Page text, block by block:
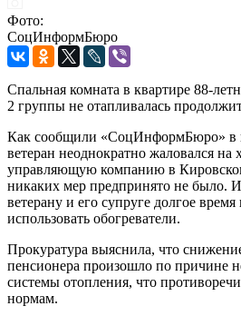
Фото:
СоцИнформБюро
Спальная комната в квартире 88-
2 группы не отапливалась
Как сообщили «СоцИнформБюро» в
ветеран неоднократно жаловался на
управляющую компанию в
никаких мер предпринято не было.
ветерану и его супруге долгое
использовать обогреватели.
Прокуратура выяснила, что
пенсионера произошло по причине
системы отопления, что
нормам.